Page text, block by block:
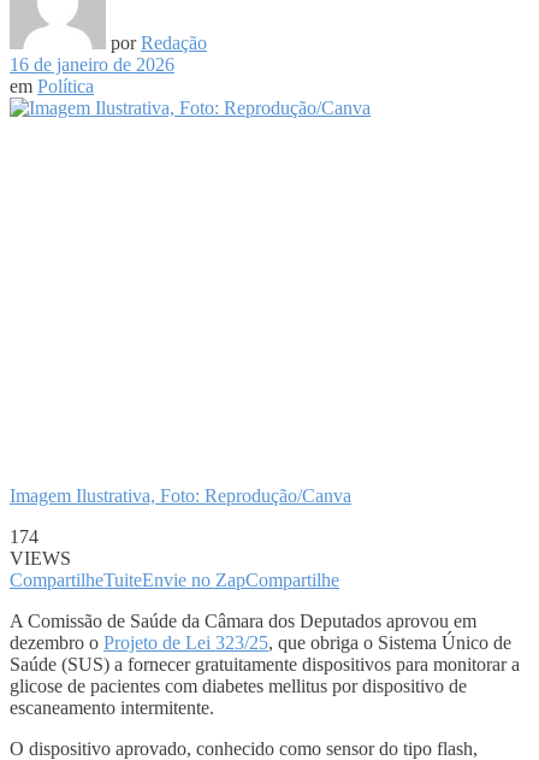
por Redação
16 de janeiro de 2026
em Política
Imagem Ilustrativa, Foto: Reprodução/Canva
174
VIEWS
CompartilheTuiteEnvie no ZapCompartilhe
A Comissão de Saúde da Câmara dos Deputados aprovou em
dezembro o Projeto de Lei 323/25, que obriga o Sistema Único de
Saúde (SUS) a fornecer gratuitamente dispositivos para monitorar a
glicose de pacientes com diabetes mellitus por dispositivo de
escaneamento intermitente.
O dispositivo aprovado, conhecido como sensor do tipo flash,